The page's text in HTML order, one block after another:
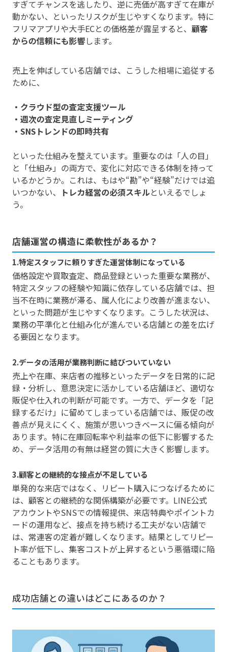
すぎてチャンスを逃したり、逆に売価が高すぎて在庫が
動かない、といったリスクが生じやすくなります。特に
フリマアプリや大手ECとの価格差が露呈すると、 顧客
からの信頼にも影響します。
売上を伸ばしている店舗では、こうした相場に追従する
ために、
・クラウド型の査定支援ツール
・週次の査定見直しミーティング
・SNSトレンドの即時共有
といった仕組みを整えています。重要なのは「人の目」
と「仕組み」の両方で、変化に対応できる体制を持って
いるかどうか。これは、もはや“勘”や“経験”だけでは追
いつかない、 トレカ経営の必須スキルといえるでしょ
う。
店舗運営の構造に柔軟性があるか？
1.特定スタッフに頼りすぎた運営体制になっている
価格設定や買取査定、商品登録といった重要な業務が、
特定スタッフの経験や知識に依存している店舗では、担
当不在時に業務が滞る、属人化により改善が進まない、
といった問題が生じやすくなります。こうした状況は、
業務の平準化と仕組み化が進んでいる店舗との差を広げ
る要因となります。
2.データの活用が業務判断に結びついていない
売上や在庫、来店者の推移といったデータを日常的に記
録・分析し、意思決定に活かしている店舗ほど、適切な
販促や仕入れの判断が可能です。一方で、データを「記
録するだけ」に留めてしまっている店舗では、販促の改
善点が見えにくく、施策が思いつきベースに偏る傾向が
あります。特に在庫回転率や利益率の低下に影響するた
め、データ活用の有無は経営の質に大きく影響します。
3.顧客との継続的な接点が不足している
単発的な来店ではなく、リピート購入につなげるために
は、顧客との継続的な関係構築が必要です。LINE公式
アカウントやSNSでの情報提供、来店特典やポイントカ
ードの運用など、接点を持ち続ける工夫がない店舗で
は、常連客の定着が難しくなります。結果としてリピー
ト率が低下し、集客コストが上昇するという悪循環に陥
ることもあります。
成功店舗との違いはどこにあるのか？